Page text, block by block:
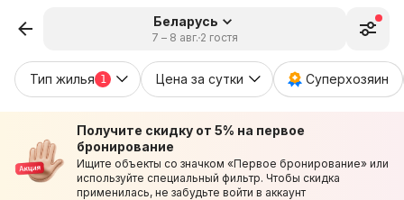
Беларусь
7 – 8 авг. 2 гостя
Тип жилья 1 Цена за сутки Суперхозяин
Получите скидку от 5% на первое
бронирование
Ищите объекты со значком «Первое бронирование» или
используйте специальный фильтр. Чтобы скидка
применилась, не забудьте войти в аккаунт